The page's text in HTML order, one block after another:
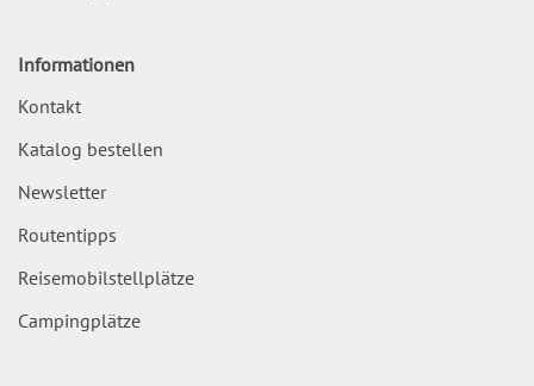
Informationen
Kontakt
Katalog bestellen
Newsletter
Routentipps
Reisemobilstellplätze
Campingplätze